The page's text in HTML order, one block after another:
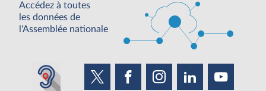
Accédez à toutes
les données de
l'Assemblée nationale